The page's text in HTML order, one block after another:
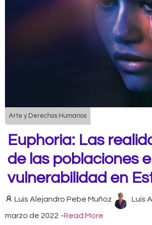
Arte y Derechos Humanos
Euphoria: Las
de las poblaciones
vulnerabilidad en
Luis Alejandro Pebe Muñoz Luis
marzo de 2022 -Read More